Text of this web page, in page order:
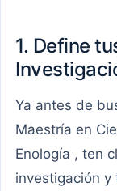
1. Define
Ya antes de
Maestría en
Enología , ten
investigación y